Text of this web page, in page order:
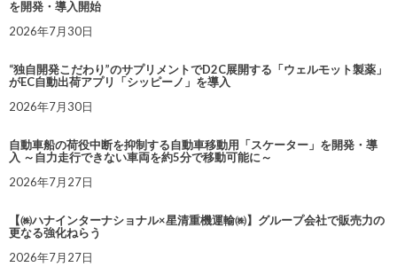
を開発・導入開始
2026年7月30日
“独自開発こだわり”のサプリメントでD2C展開する「ウェルモット製薬」
がEC自動出荷アプリ「シッピーノ」を導入
2026年7月30日
自動車船の荷役中断を抑制する自動車移動用「スケーター」を開発・導
入 ～自力走行できない車両を約5分で移動可能に～
2026年7月27日
【㈱ハナインターナショナル×星清重機運輸㈱】グループ会社で販売力の
更なる強化ねらう
2026年7月27日